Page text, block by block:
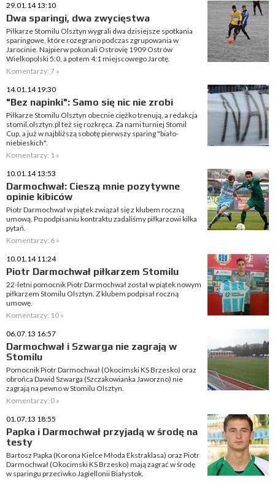
29.01.14 13:10
Dwa sparingi, dwa zwycięstwa
Piłkarze Stomilu Olsztyn wygrali dwa dzisiejsze spotkania
sparingowe, które rozegrano podczas zgrupowania w
Jarocinie. Najpierw pokonali Ostrovię 1909 Ostrów
Wielkopolski 5:0, a potem 4:1 miejscowego Jarotę.
Komentarzy: 7 »
14.01.14 19:30
"Bez napinki": Samo się nic nie zrobi
Piłkarze Stomilu Olsztyn obecnie ciężko trenują, a redakcja
stomil.olsztyn.pl też się rozkręca. Za nami turniej Stomil
Cup, a już w najbliższą sobotę pierwszy sparing "biało-
niebieskich".
Komentarzy: 1 »
10.01.14 13:53
Darmochwał: Cieszą mnie pozytywne
opinie kibiców
Piotr Darmochwał w piątek związał się z klubem roczną
umową. Po podpisaniu kontraktu zadaliśmy piłkarzowi kilka
pytań.
Komentarzy: 6 »
10.01.14 11:24
Piotr Darmochwał piłkarzem Stomilu
22-letni pomocnik Piotr Darmochwał został w piątek nowym
piłkarzem Stomilu Olsztyn. Z klubem podpisał roczną
umowę.
Komentarzy: 10 »
06.07.13 16:57
Darmochwał i Szwarga nie zagrają w
Stomilu
Pomocnik Piotr Darmochwał (Okocimski KS Brzesko) oraz
obrońca Dawid Szwarga (Szczakowianka Jaworzno) nie
zagrają na pewno w Stomilu Olsztyn.
Komentarzy: 0 »
01.07.13 18:55
Papka i Darmochwał przyjadą w środę na
testy
Bartosz Papka (Korona Kielce Młoda Ekstraklasa) oraz Piotr
Darmochwał (Okocimski KS Brzesko) mają zagrać w środę
w sparingu przeciwko Jagiellonii Białystok.